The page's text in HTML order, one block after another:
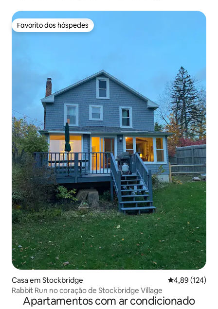
Favorito dos hóspedes
Favorito dos hóspedes
Casa em Stockbridge Classificação
4,89 (124)
Rabbit Run no coração de Stockbridge Village
Apartamentos com ar condicionado